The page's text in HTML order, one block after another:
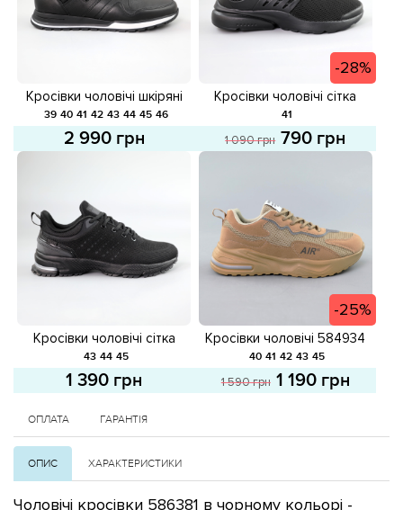
Кросівки чоловічі шкіряні
581623 Чорні
39 40 41 42 43 44 45 46
2 990 грн
-28%
Кросівки чоловічі сітка
583398 Чорні розпродаж
41
1 090 грн 790 грн
Кросівки чоловічі сітка
584673 Чорні
43 44 45
1 390 грн
-25%
Кросівки чоловічі 584934
Бежеві розпродаж
40 41 42 43 45
1 590 грн 1 190 грн
ОПЛАТА ГАРАНТІЯ
ОПИС ХАРАКТЕРИСТИКИ
Чоловічі кросівки 586381 в чорному кольорі -